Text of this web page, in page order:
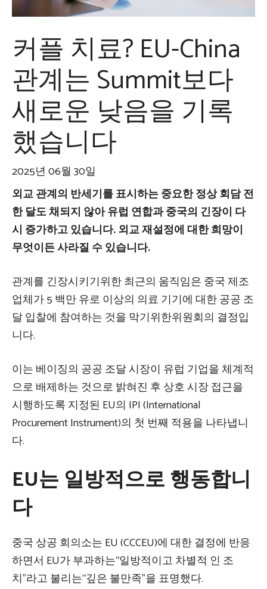
커플 치료? EU-China
관계는 Summit보다
새로운 낮음을 기록
했습니다
2025년 06월 30일
외교 관계의 반세기를 표시하는 중요한 정상 회담 전
한 달도 채되지 않아 유럽 연합과 중국의 긴장이 다
시 증가하고 있습니다. 외교 재설정에 대한 희망이
무엇이든 사라질 수 있습니다.
관계를 긴장시키기위한 최근의 움직임은 중국 제조
업체가 5 백만 유로 이상의 의료 기기에 대한 공공 조
달 입찰에 참여하는 것을 막기위한위원회의 결정입
니다.
이는 베이징의 공공 조달 시장이 유럽 기업을 체계적
으로 배제하는 것으로 밝혀진 후 상호 시장 접근을
시행하도록 지정된 EU의 IPI (International
Procurement Instrument)의 첫 번째 적용을 나타냅니
다.
EU는 일방적으로 행동합니
다
중국 상공 회의소는 EU (CCCEU)에 대한 결정에 반응
하면서 EU가 부과하는“일방적이고 차별적 인 조
치”라고 불리는“깊은 불만족”을 표명했다.